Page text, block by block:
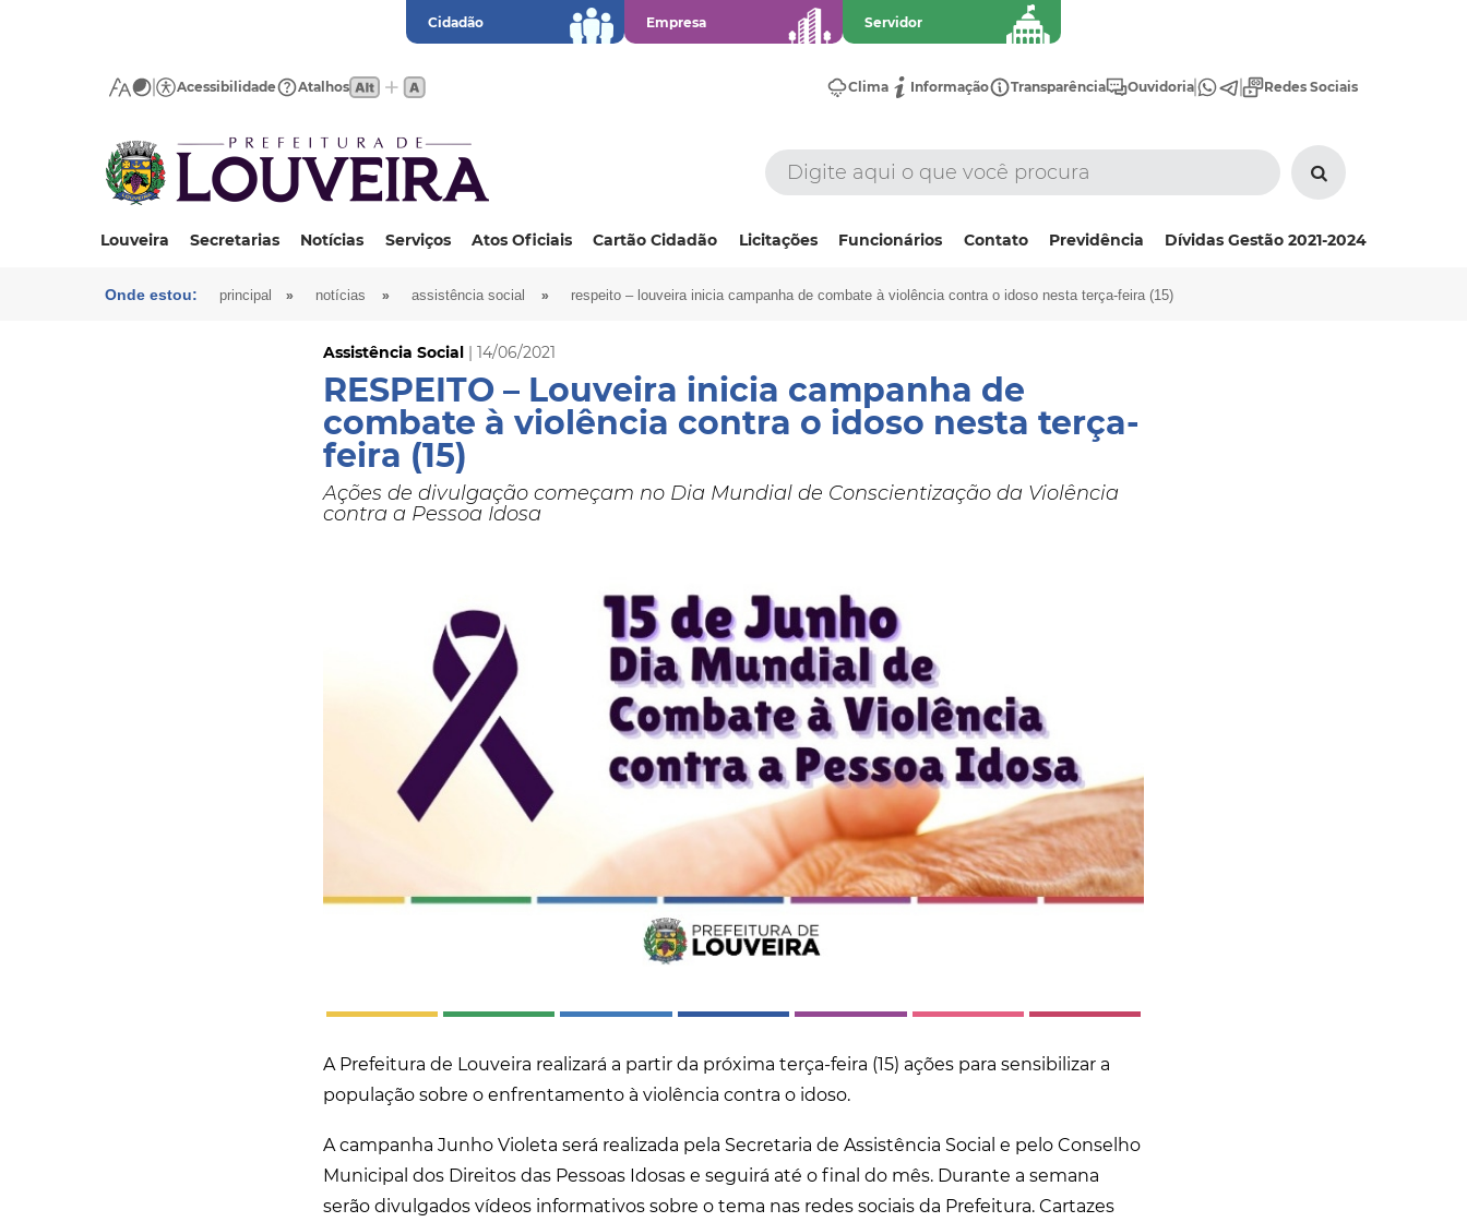
Cidadão Empresa Servidor
Acessibilidade Atalhos Clima Informação Transparência Ouvidoria Redes Sociais
Louveira Secretarias Notícias Serviços Atos Oficiais Cartão Cidadão Licitações Funcionários Contato Previdência Dívidas Gestão 2021-2024
Onde estou: principal » notícias » assistência social » respeito – louveira inicia campanha de combate à violência contra o idoso nesta terça-feira (15)
Assistência Social | 14/06/2021
RESPEITO – Louveira inicia campanha de
combate à violência contra o idoso nesta terça-
feira (15)
Ações de divulgação começam no Dia Mundial de Conscientização da Violência
contra a Pessoa Idosa
A Prefeitura de Louveira realizará a partir da próxima terça-feira (15) ações para sensibilizar a
população sobre o enfrentamento à violência contra o idoso.
A campanha Junho Violeta será realizada pela Secretaria de Assistência Social e pelo Conselho
Municipal dos Direitos das Pessoas Idosas e seguirá até o final do mês. Durante a semana
serão divulgados vídeos informativos sobre o tema nas redes sociais da Prefeitura. Cartazes